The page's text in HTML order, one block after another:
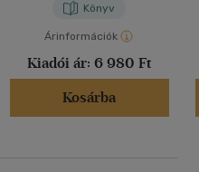
Könyv
Árinformációk
Kiadói ár: 6 980 Ft
Kosárba